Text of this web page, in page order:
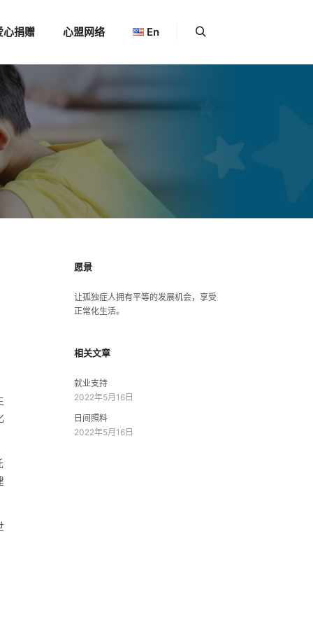
心捐赠 心盟网络 En
愿景
让孤独症人拥有平等的发展机会，享受
正常化生活。
相关文章
就业支持
2022年5月16日
日间照料
2022年5月16日